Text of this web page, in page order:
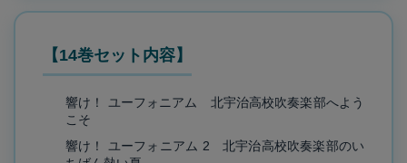
【14巻セット内容】
響け！ ユーフォニアム 北宇治高校吹奏楽部へよう
こそ
響け！ ユーフォニアム 2 北宇治高校吹奏楽部のい